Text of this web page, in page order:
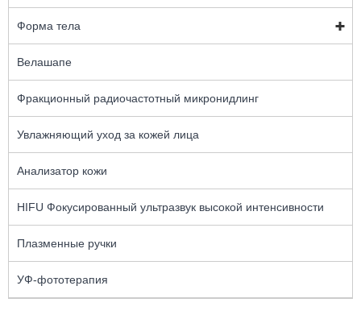
Форма тела
Велашапе
Фракционный радиочастотный микронидлинг
Увлажняющий уход за кожей лица
Анализатор кожи
HIFU Фокусированный ультразвук высокой интенсивности
Плазменные ручки
УФ-фототерапия